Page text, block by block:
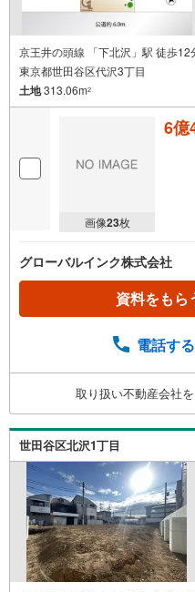
京王井の頭線 「下北沢」駅 徒歩12
東京都世田谷区代沢3丁目
土地313.06m2
画像23枚
6億
グローバルインク株式会社
資料をもら
電話する
取り扱い不動産会社
世田谷区北沢1丁目